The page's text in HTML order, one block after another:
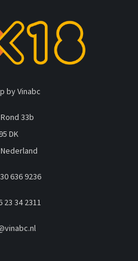
by Vinabc
33b
DK
636 9236
23 34 2311